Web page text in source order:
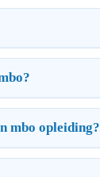
mbo opleiding?